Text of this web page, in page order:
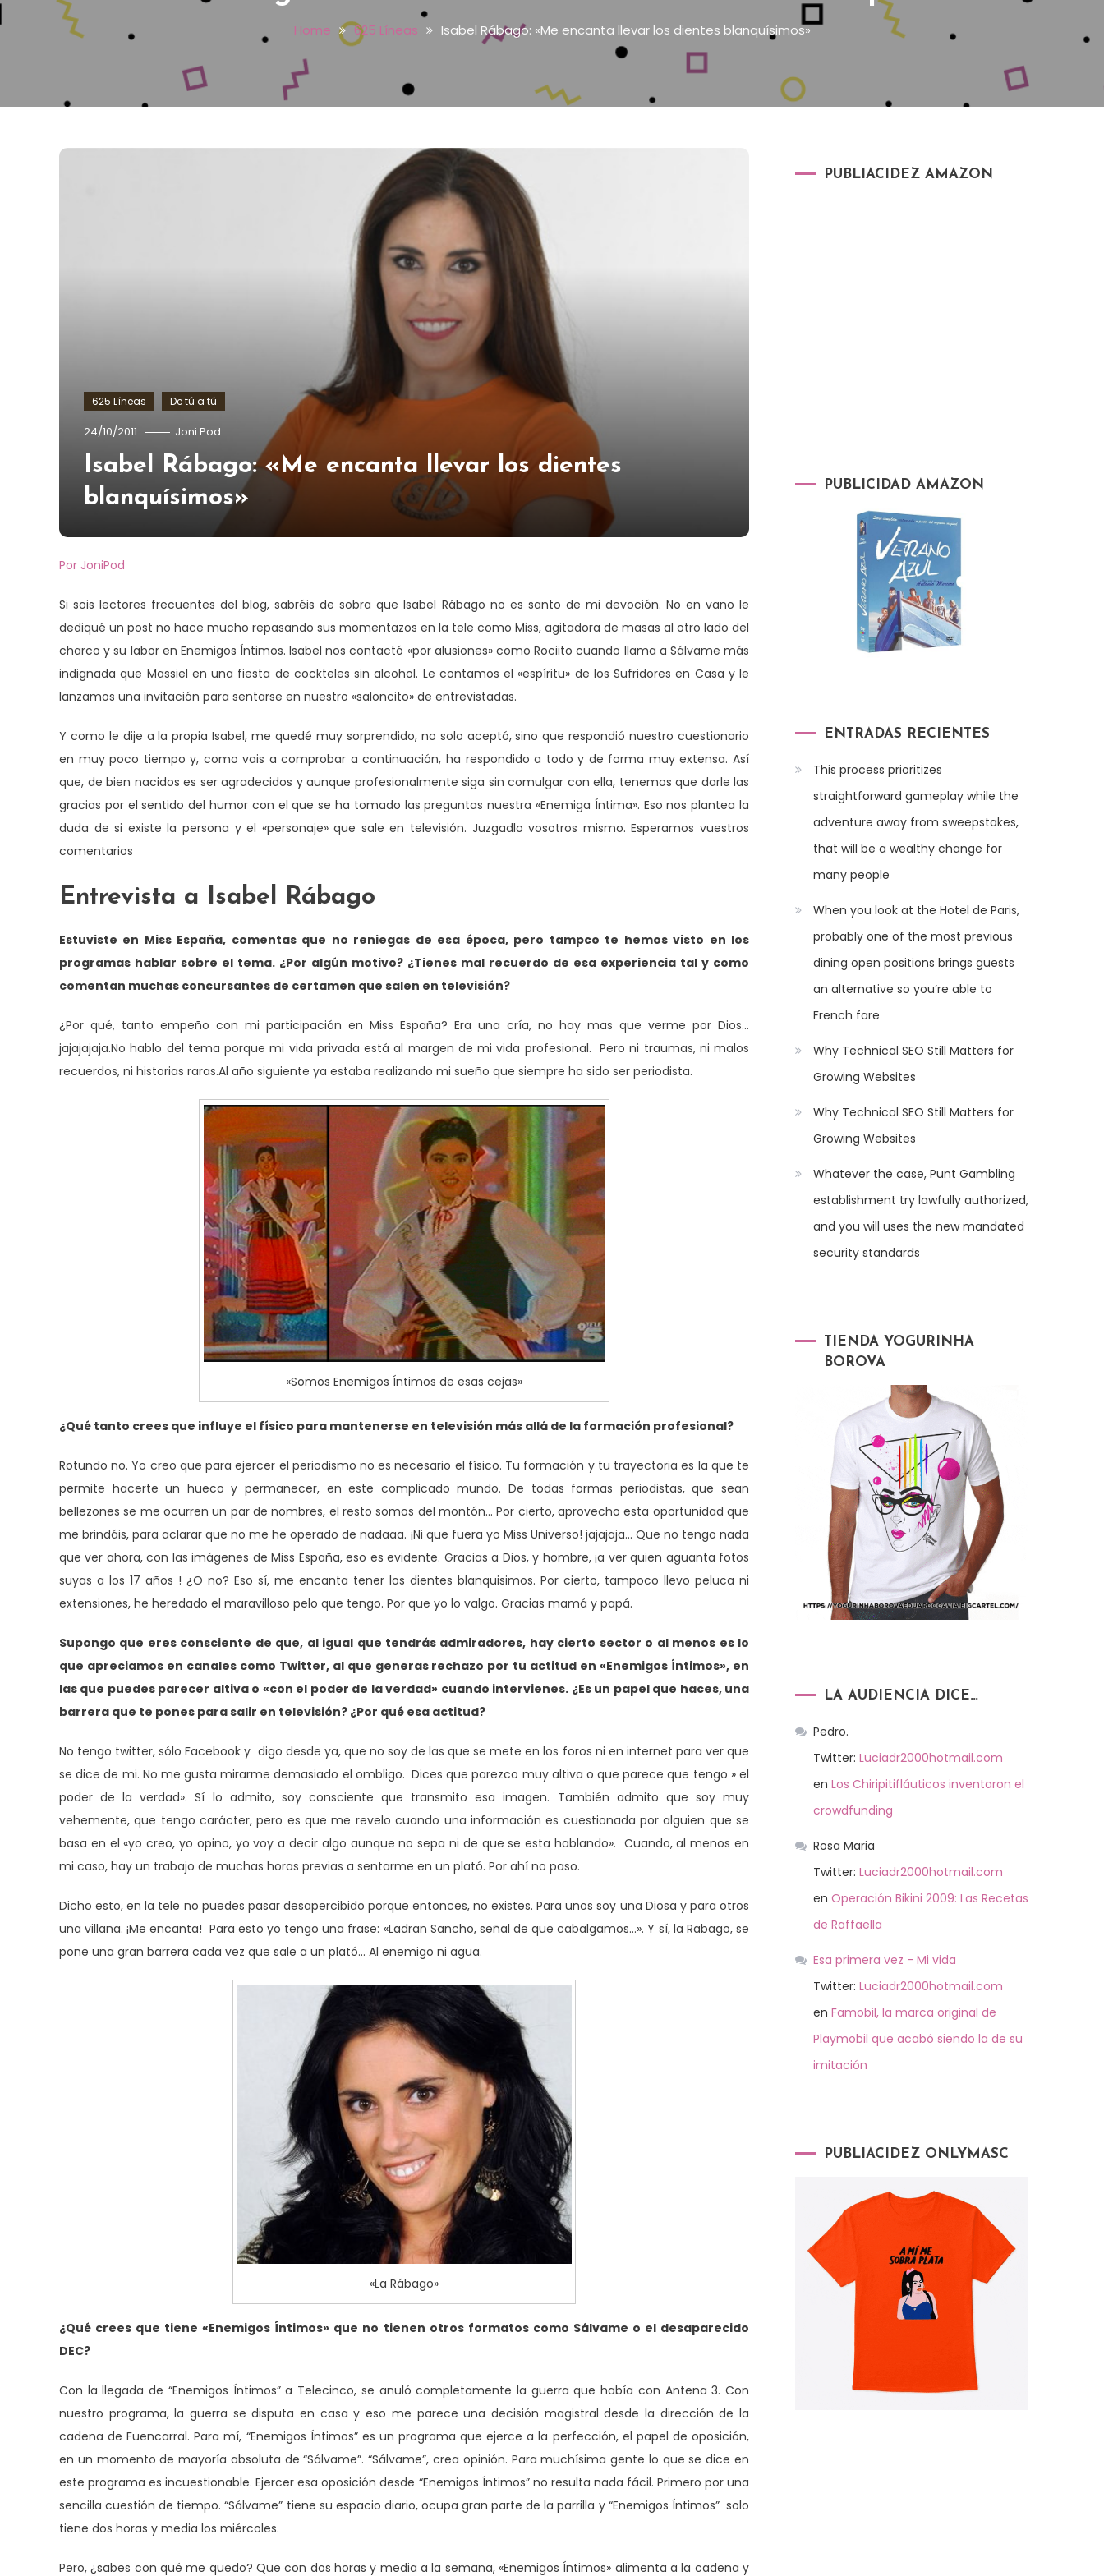
Home 625 Líneas Isabel Rábago: «Me encanta llevar los dientes blanquísimos»
625 Líneas De tú a tú
24/10/2011 Joni Pod
Isabel Rábago: «Me encanta llevar los dientes
blanquísimos»
Por JoniPod
Si sois lectores frecuentes del blog, sabréis de sobra que Isabel Rábago no es santo de mi devoción. No en vano le
dediqué un post no hace mucho repasando sus momentazos en la tele como Miss, agitadora de masas al otro lado del
charco y su labor en Enemigos Íntimos. Isabel nos contactó «por alusiones» como Rociito cuando llama a Sálvame más
indignada que Massiel en una fiesta de cockteles sin alcohol. Le contamos el «espíritu» de los Sufridores en Casa y le
lanzamos una invitación para sentarse en nuestro «saloncito» de entrevistadas.
Y como le dije a la propia Isabel, me quedé muy sorprendido, no solo aceptó, sino que respondió nuestro cuestionario
en muy poco tiempo y, como vais a comprobar a continuación, ha respondido a todo y de forma muy extensa. Así
que, de bien nacidos es ser agradecidos y aunque profesionalmente siga sin comulgar con ella, tenemos que darle las
gracias por el sentido del humor con el que se ha tomado las preguntas nuestra «Enemiga Íntima». Eso nos plantea la
duda de si existe la persona y el «personaje» que sale en televisión. Juzgadlo vosotros mismo. Esperamos vuestros
comentarios
Entrevista a Isabel Rábago
Estuviste en Miss España, comentas que no reniegas de esa época, pero tampco te hemos visto en los
programas hablar sobre el tema. ¿Por algún motivo? ¿Tienes mal recuerdo de esa experiencia tal y como
comentan muchas concursantes de certamen que salen en televisión?
¿Por qué, tanto empeño con mi participación en Miss España? Era una cría, no hay mas que verme por Dios…
jajajajaja.No hablo del tema porque mi vida privada está al margen de mi vida profesional. Pero ni traumas, ni malos
recuerdos, ni historias raras.Al año siguiente ya estaba realizando mi sueño que siempre ha sido ser periodista.
«Somos Enemigos Íntimos de esas cejas»
¿Qué tanto crees que influye el físico para mantenerse en televisión más allá de la formación profesional?
Rotundo no. Yo creo que para ejercer el periodismo no es necesario el físico. Tu formación y tu trayectoria es la que te
permite hacerte un hueco y permanecer, en este complicado mundo. De todas formas periodistas, que sean
bellezones se me ocurren un par de nombres, el resto somos del montón… Por cierto, aprovecho esta oportunidad que
me brindáis, para aclarar que no me he operado de nadaaa. ¡Ni que fuera yo Miss Universo! jajajaja… Que no tengo nada
que ver ahora, con las imágenes de Miss España, eso es evidente. Gracias a Dios, y hombre, ¡a ver quien aguanta fotos
suyas a los 17 años ! ¿O no? Eso sí, me encanta tener los dientes blanquisimos. Por cierto, tampoco llevo peluca ni
extensiones, he heredado el maravilloso pelo que tengo. Por que yo lo valgo. Gracias mamá y papá.
Supongo que eres consciente de que, al igual que tendrás admiradores, hay cierto sector o al menos es lo
que apreciamos en canales como Twitter, al que generas rechazo por tu actitud en «Enemigos Íntimos», en
las que puedes parecer altiva o «con el poder de la verdad» cuando intervienes. ¿Es un papel que haces, una
barrera que te pones para salir en televisión? ¿Por qué esa actitud?
No tengo twitter, sólo Facebook y digo desde ya, que no soy de las que se mete en los foros ni en internet para ver que
se dice de mi. No me gusta mirarme demasiado el ombligo. Dices que parezco muy altiva o que parece que tengo » el
poder de la verdad». Sí lo admito, soy consciente que transmito esa imagen. También admito que soy muy
vehemente, que tengo carácter, pero es que me revelo cuando una información es cuestionada por alguien que se
basa en el «yo creo, yo opino, yo voy a decir algo aunque no sepa ni de que se esta hablando». Cuando, al menos en
mi caso, hay un trabajo de muchas horas previas a sentarme en un plató. Por ahí no paso.
Dicho esto, en la tele no puedes pasar desapercibido porque entonces, no existes. Para unos soy una Diosa y para otros
una villana. ¡Me encanta! Para esto yo tengo una frase: «Ladran Sancho, señal de que cabalgamos…». Y sí, la Rabago, se
pone una gran barrera cada vez que sale a un plató… Al enemigo ni agua.
«La Rábago»
¿Qué crees que tiene «Enemigos Íntimos» que no tienen otros formatos como Sálvame o el desaparecido
DEC?
Con la llegada de “Enemigos Íntimos” a Telecinco, se anuló completamente la guerra que había con Antena 3. Con
nuestro programa, la guerra se disputa en casa y eso me parece una decisión magistral desde la dirección de la
cadena de Fuencarral. Para mí, “Enemigos Íntimos” es un programa que ejerce a la perfección, el papel de oposición,
en un momento de mayoría absoluta de “Sálvame”. “Sálvame”, crea opinión. Para muchísima gente lo que se dice en
este programa es incuestionable. Ejercer esa oposición desde “Enemigos Íntimos” no resulta nada fácil. Primero por una
sencilla cuestión de tiempo. “Sálvame” tiene su espacio diario, ocupa gran parte de la parrilla y “Enemigos Íntimos” solo
tiene dos horas y media los miércoles.
Pero, ¿sabes con qué me quedo? Que con dos horas y media a la semana, «Enemigos Íntimos» alimenta a la cadena y
PUBLIACIDEZ AMAZON
PUBLICIDAD AMAZON
ENTRADAS RECIENTES
This process prioritizes
straightforward gameplay while the
adventure away from sweepstakes,
that will be a wealthy change for
many people
When you look at the Hotel de Paris,
probably one of the most previous
dining open positions brings guests
an alternative so you’re able to
French fare
Why Technical SEO Still Matters for
Growing Websites
Why Technical SEO Still Matters for
Growing Websites
Whatever the case, Punt Gambling
establishment try lawfully authorized,
and you will uses the new mandated
security standards
TIENDA YOGURINHA
BOROVA
LA AUDIENCIA DICE…
Pedro.
Twitter: Luciadr2000hotmail.com
en Los Chiripitifláuticos inventaron el
crowdfunding
Rosa Maria
Twitter: Luciadr2000hotmail.com
en Operación Bikini 2009: Las Recetas
de Raffaella
Esa primera vez - Mi vida
Twitter: Luciadr2000hotmail.com
en Famobil, la marca original de
Playmobil que acabó siendo la de su
imitación
PUBLIACIDEZ ONLYMASC